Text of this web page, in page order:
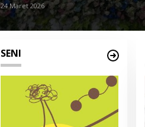
24 Maret 2026
SENI